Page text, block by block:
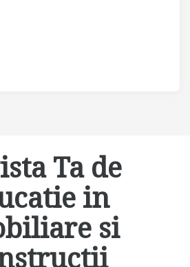
Ta de
in
si